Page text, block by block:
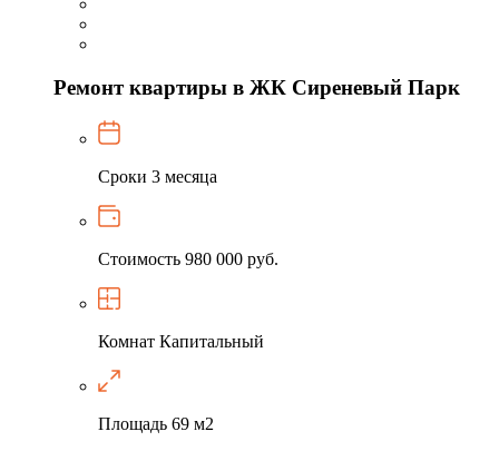
Ремонт квартиры в ЖК Сиреневый Парк
Сроки 3 месяца
Стоимость 980 000 руб.
Комнат Капитальный
Площадь 69 м2